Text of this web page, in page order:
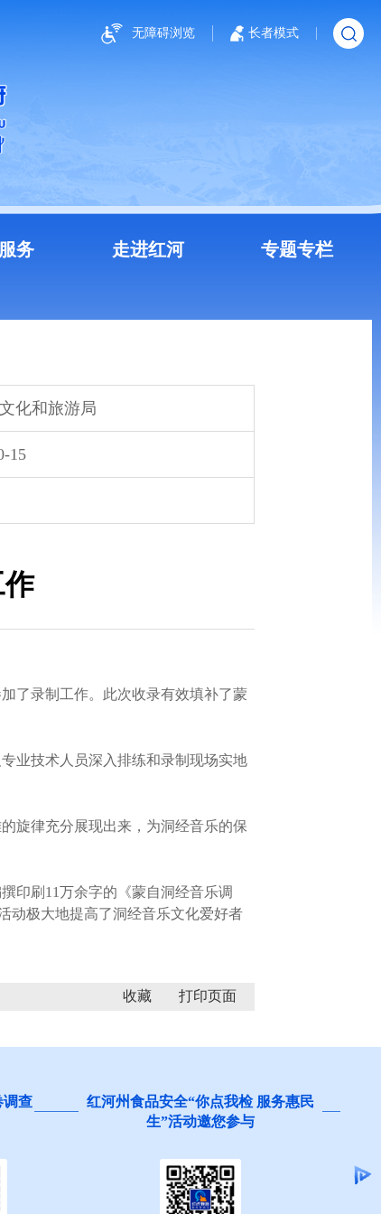
无障碍浏览 长者模式
务 走进红河 专题专栏
化和旅游局
15
了录制工作。此次收录有效填补了蒙
业技术人员深入排练和录制现场实地
旋律充分展现出来，为洞经音乐的保
印刷11万余字的《蒙自洞经音乐调
动极大地提高了洞经音乐文化爱好者
收藏
调查
红河州食品安全“你点我检 服务惠民
生”活动邀您参与